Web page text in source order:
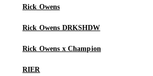
Rick Owens
Rick Owens DRKSHDW
Rick Owens x Champion
RIER